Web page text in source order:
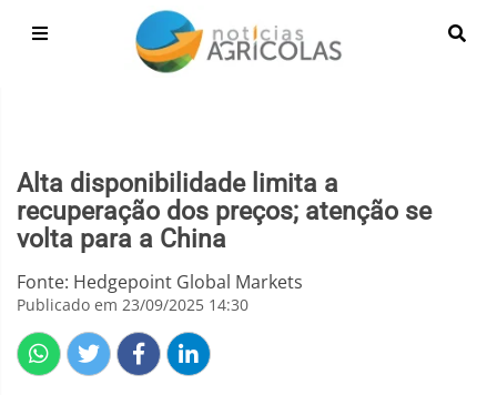
Alta disponibilidade limita a
recuperação dos preços; atenção se
volta para a China
Fonte: Hedgepoint Global Markets
Publicado em 23/09/2025 14:30